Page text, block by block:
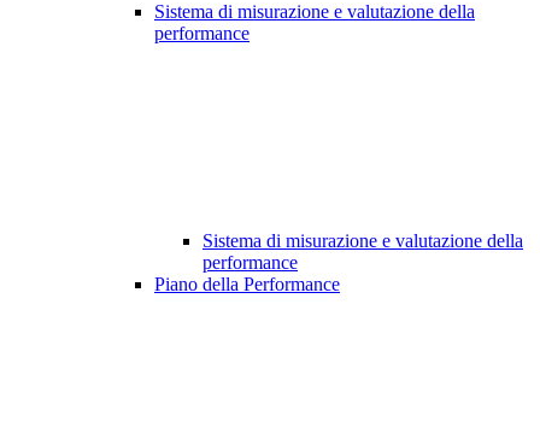
Sistema di misurazione e valutazione della
performance
Sistema di misurazione e valutazione della
performance
Piano della Performance